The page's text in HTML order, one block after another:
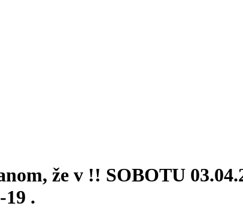
že v !! SOBOTU
.